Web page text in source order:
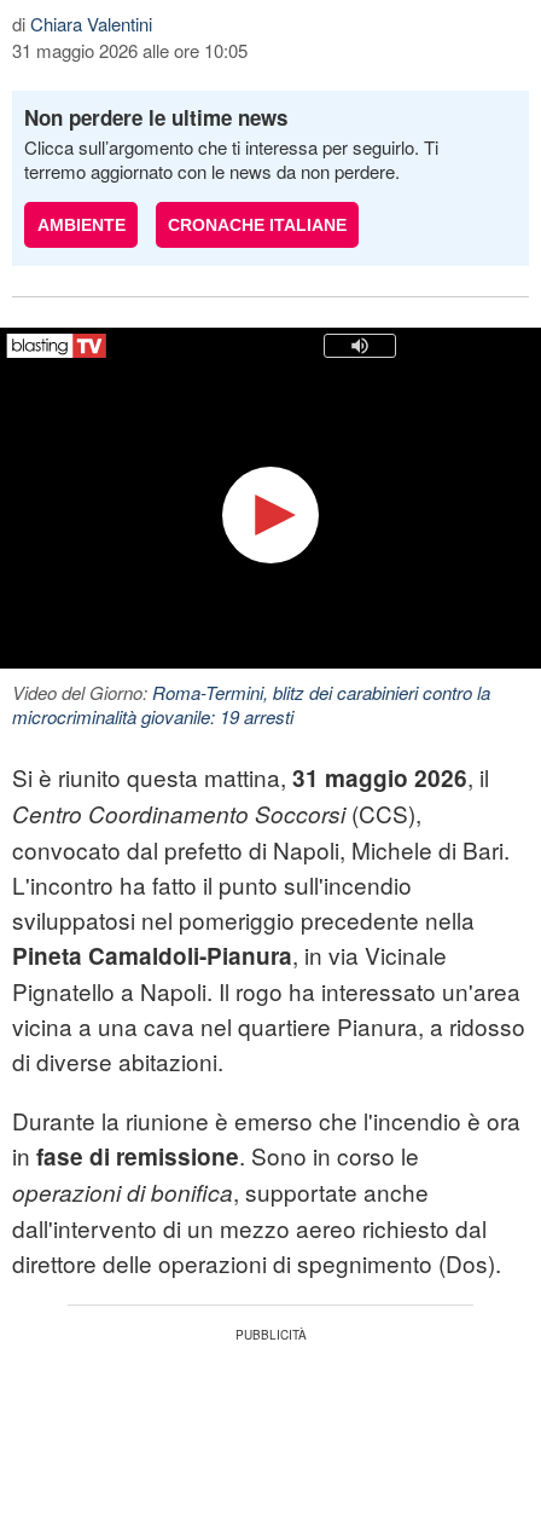
diChiara Valentini
31 maggio 2026 alle ore 10:05
Non perdere le ultime news
Clicca sull’argomento che ti interessa per seguirlo. Ti
terremo aggiornato con le news da non perdere.
AMBIENTE CRONACHE ITALIANE
Video del Giorno:Roma-Termini, blitz dei carabinieri contro la
microcriminalità giovanile: 19 arresti
Si è riunito questa mattina, 31 maggio 2026, il
Centro Coordinamento Soccorsi(CCS),
convocato dal prefetto di Napoli, Michele di Bari.
L'incontro ha fatto il punto sull'incendio
sviluppatosi nel pomeriggio precedente nella
Pineta Camaldoli-Pianura, in via Vicinale
Pignatello a Napoli. Il rogo ha interessato un'area
vicina a una cava nel quartiere Pianura, a ridosso
di diverse abitazioni.
Durante la riunione è emerso che l'incendio è ora
in fase di remissione. Sono in corso le
operazioni di bonifica, supportate anche
dall'intervento di un mezzo aereo richiesto dal
direttore delle operazioni di spegnimento (Dos).